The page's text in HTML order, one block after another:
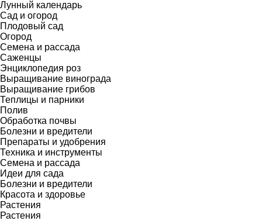
Лунный календарь
Сад и огород
Плодовый сад
Огород
Семена и рассада
Саженцы
Энциклопедия роз
Выращивание винограда
Выращивание грибов
Теплицы и парники
Полив
Обработка почвы
Болезни и вредители
Препараты и удобрения
Техника и инструменты
Семена и рассада
Идеи для сада
Болезни и вредители
Красота и здоровье
Растения
Растения